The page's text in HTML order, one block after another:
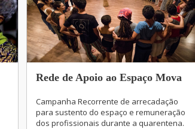
Rede de Apoio ao Espaço Mova
Campanha Recorrente de arrecadação
para sustento do espaço e remuneração
dos profissionais durante a quarentena.